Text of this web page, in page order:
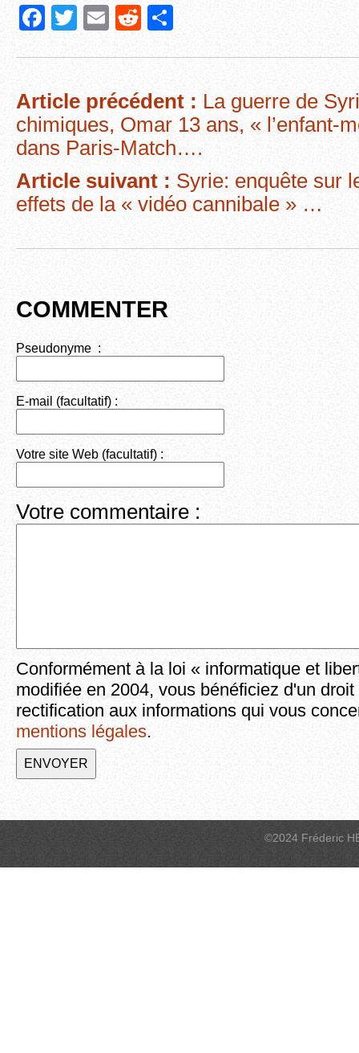
F
e
b
o
o
k
T
er
E
R
di
t
g
er
Article précédent : La guerre de
chimiques, Omar 13 ans, « l’enfant-
dans Paris-Match….
Article suivant : Syrie: enquête sur
effets de la « vidéo cannibale » …
COMMENTER
Pseudonyme :
E-mail (facultatif) :
Votre site Web (facultatif) :
Votre commentaire :
Conformément à la loi « informatique et
modifiée en 2004, vous bénéficiez d'un
rectification aux informations qui vous
mentions légales.
©2024 Fréderic